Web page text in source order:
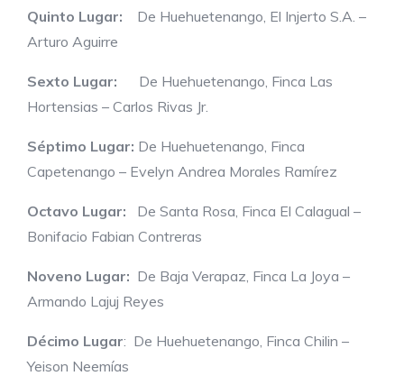
Quinto Lugar: De Huehuetenango, El Injerto S.A. –
Arturo Aguirre
Sexto Lugar: De Huehuetenango, Finca Las
Hortensias – Carlos Rivas Jr.
Séptimo Lugar: De Huehuetenango, Finca
Capetenango – Evelyn Andrea Morales Ramírez
Octavo Lugar: De Santa Rosa, Finca El Calagual –
Bonifacio Fabian Contreras
Noveno Lugar: De Baja Verapaz, Finca La Joya –
Armando Lajuj Reyes
Décimo Lugar: De Huehuetenango, Finca Chilin –
Yeison Neemías